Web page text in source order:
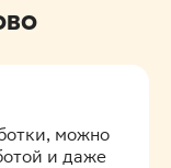
можно
и даже